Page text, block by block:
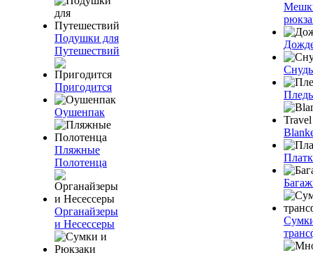
Подушки для
Путешествий
Пригодится
Оушенпак
Пляжные
Полотенца
Органайзеры
и Несессеры